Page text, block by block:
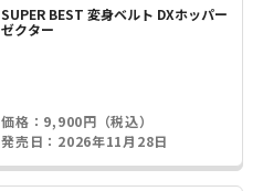
SUPER BEST 変身ベルト DXホッパー
ゼクター
価格：9,900円（税込）
発売日：2026年11月28日